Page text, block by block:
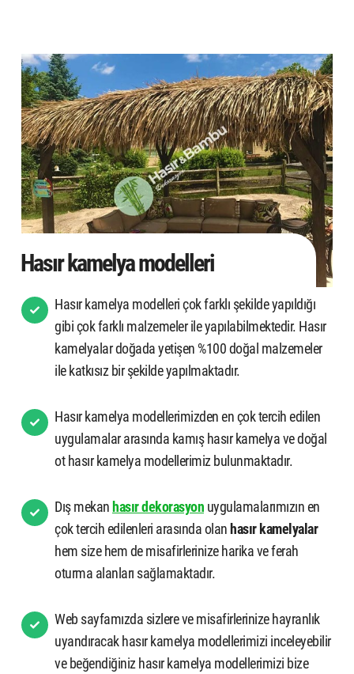
Hasır kamelya modelleri
Hasır kamelya modelleri çok farklı şekilde yapıldığı
gibi çok farklı malzemeler ile yapılabilmektedir. Hasır
kamelyalar doğada yetişen %100 doğal malzemeler
ile katkısız bir şekilde yapılmaktadır.
Hasır kamelya modellerimizden en çok tercih edilen
uygulamalar arasında kamış hasır kamelya ve doğal
ot hasır kamelya modellerimiz bulunmaktadır.
Dış mekan hasır dekorasyon uygulamalarımızın en
çok tercih edilenleri arasında olan hasır kamelyalar
hem size hem de misafirlerinize harika ve ferah
oturma alanları sağlamaktadır.
Web sayfamızda sizlere ve misafirlerinize hayranlık
uyandıracak hasır kamelya modellerimizi inceleyebilir
ve beğendiğiniz hasır kamelya modellerimizi bize